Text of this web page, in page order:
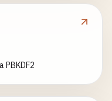
PBKDF2